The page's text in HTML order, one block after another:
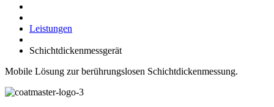
Leistungen
Schichtdickenmessgerät
Mobile Lösung zur berührungslosen Schichtdickenmessung.